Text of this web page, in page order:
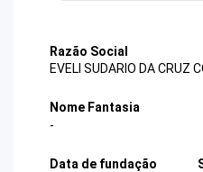
Razão Social
EVELI SUDARIO DA CRUZ
Nome Fantasia
-
Data de fundação